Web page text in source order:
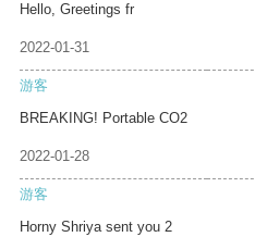
Hello, Greetings fr
2022-01-31
游客
BREAKING! Portable CO2
2022-01-28
游客
Horny Shriya sent you 2